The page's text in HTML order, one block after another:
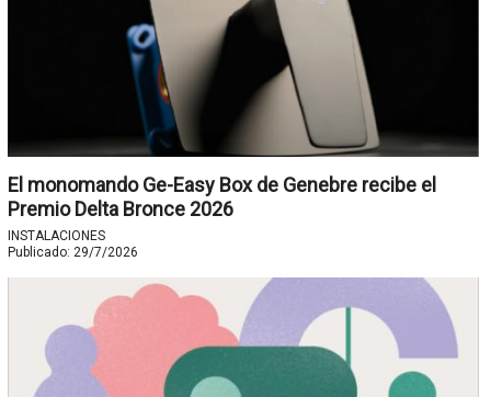
El monomando Ge-Easy Box de Genebre recibe el
Premio Delta Bronce 2026
INSTALACIONES
Publicado: 29/7/2026